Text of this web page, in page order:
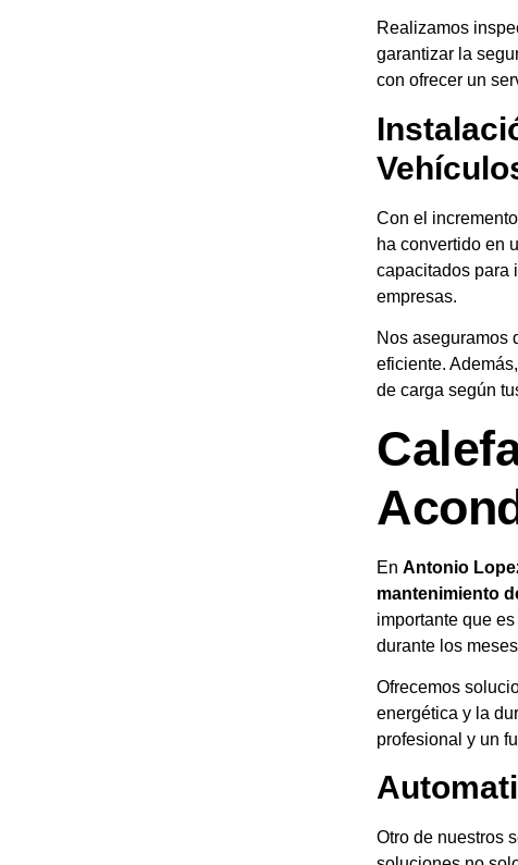
Realizamos
garantizar la
con ofrecer un
Con el
ha convertido en
capacitados para
empresas.
Nos aseguramos
eficiente.
de carga según
En Antonio
mantenimiento
importante que
durante los
Ofrecemos
energética y la
profesional y un
Otro de nuestros